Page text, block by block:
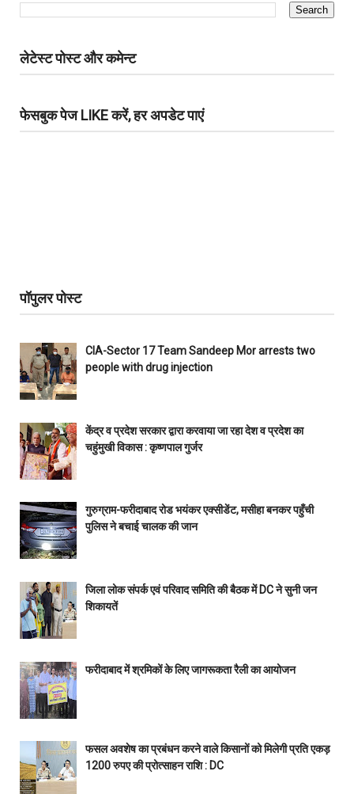
लेटेस्ट पोस्ट और कमेन्ट
फेसबुक पेज LIKE करें, हर अपडेट पाएं
पॉपुलर पोस्ट
CIA-Sector 17 Team Sandeep Mor arrests two
people with drug injection
केंद्र व प्रदेश सरकार द्वारा करवाया जा रहा देश व प्रदेश का
चहुंमुखी विकास : कृष्णपाल गुर्जर
गुरुग्राम-फरीदाबाद रोड भयंकर एक्सीडेंट, मसीहा बनकर पहुँची
पुलिस ने बचाई चालक की जान
जिला लोक संपर्क एवं परिवाद समिति की बैठक में DC ने सुनी जन
शिकायतें
फरीदाबाद में श्रमिकों के लिए जागरूकता रैली का आयोजन
फसल अवशेष का प्रबंधन करने वाले किसानों को मिलेगी प्रति एकड़
1200 रुपए की प्रोत्साहन राशि : DC